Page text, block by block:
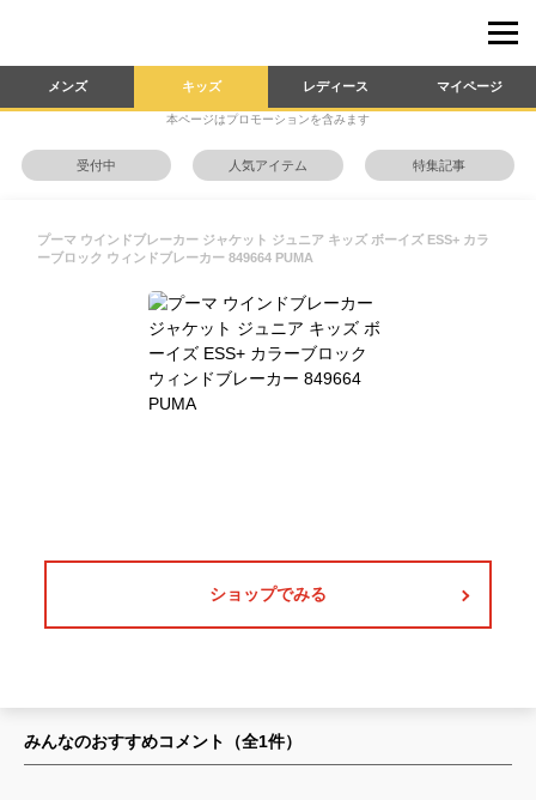
メンズ キッズ レディース マイページ
本ページはプロモーションを含みます
受付中 人気アイテム 特集記事
プーマ ウインドブレーカー ジャケット ジュニア キッズ ボーイズ ESS+ カラ
ーブロック ウィンドブレーカー 849664 PUMA
ショップでみる
みんなのおすすめコメント（全1件）